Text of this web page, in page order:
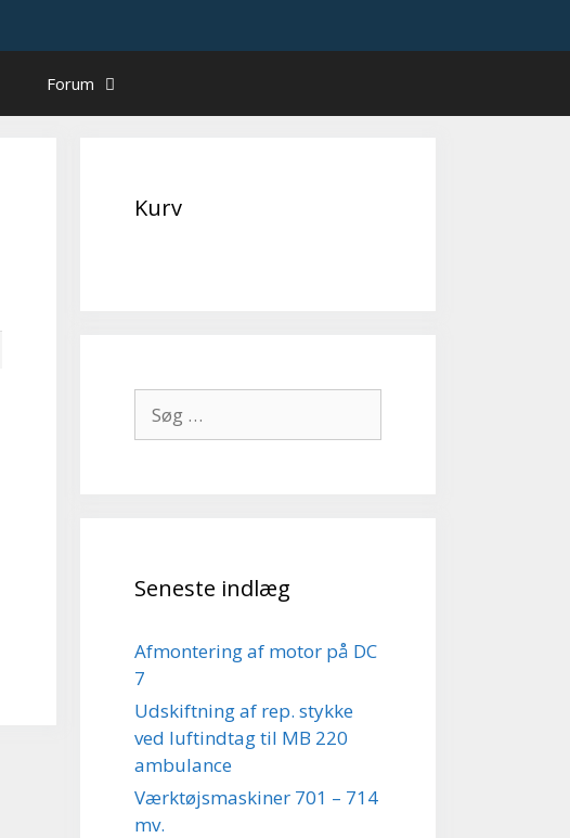
Forum
Kurv
efter:
Seneste indlæg
Afmontering af motor på DC
7
Udskiftning af rep. stykke
ved luftindtag til MB 220
ambulance
Værktøjsmaskiner 701 – 714
mv.